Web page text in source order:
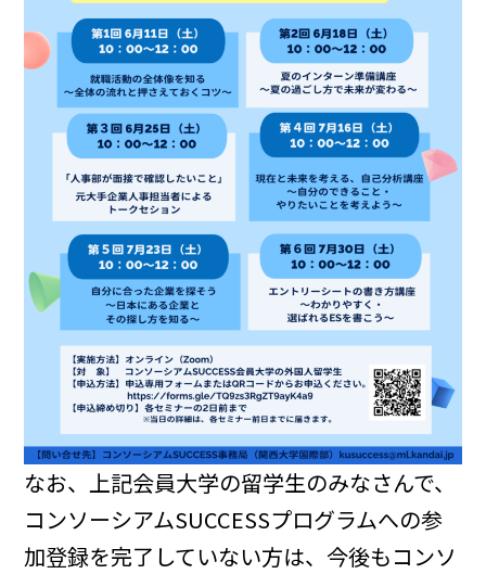
なお、上記会員大学の留学生のみなさんで、
コンソーシアムSUCCESSプログラムへの参
加登録を完了していない方は、今後もコンソ